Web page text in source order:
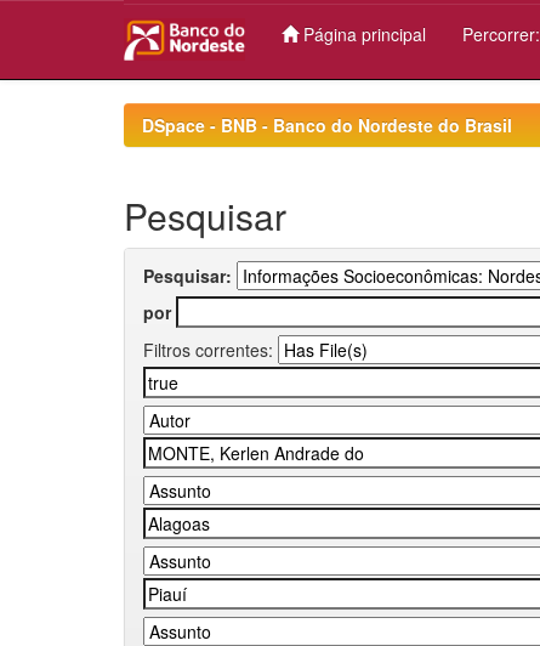
Página principal Percorrer:
DSpace - BNB - Banco do Nordeste do Brasil
Pesquisar
Pesquisar:
por
Filtros correntes: